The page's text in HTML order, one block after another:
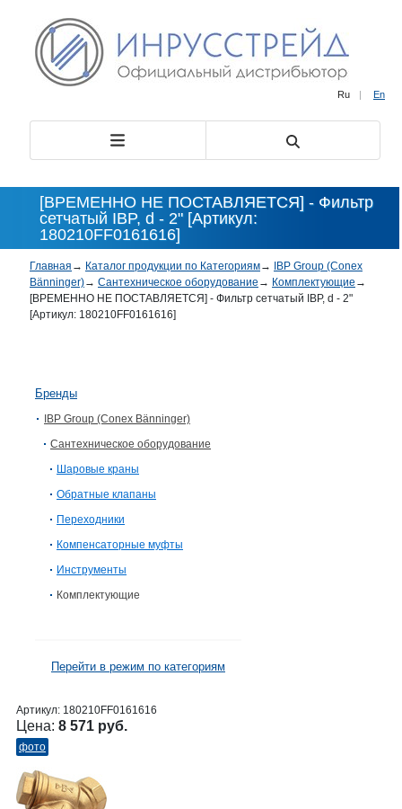
Ru | En
[ВРЕМЕННО НЕ ПОСТАВЛЯЕТСЯ] - Фильтр
сетчатый IBP, d - 2" [Артикул:
180210FF0161616]
Главная → Каталог продукции по Категориям→
IBP Group (Conex
Bänninger)→ Сантехническое оборудование → Комплектующие →
[ВРЕМЕННО НЕ ПОСТАВЛЯЕТСЯ] - Фильтр сетчатый IBP, d - 2"
[Артикул: 180210FF0161616]
Бренды
IBP Group (Conex Bänninger)
Сантехническое оборудование
Шаровые краны
Обратные клапаны
Переходники
Компенсаторные муфты
Инструменты
Комплектующие
Перейти в режим по категориям
Артикул: 180210FF0161616
Цена: 8 571 руб.
фото